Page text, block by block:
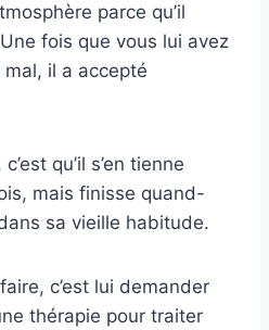
parce qu’il
fois que vous lui avez
il a accepté
qu’il s’en tienne
mais finisse quand-
sa vieille habitude.
c’est lui demander
thérapie pour traiter